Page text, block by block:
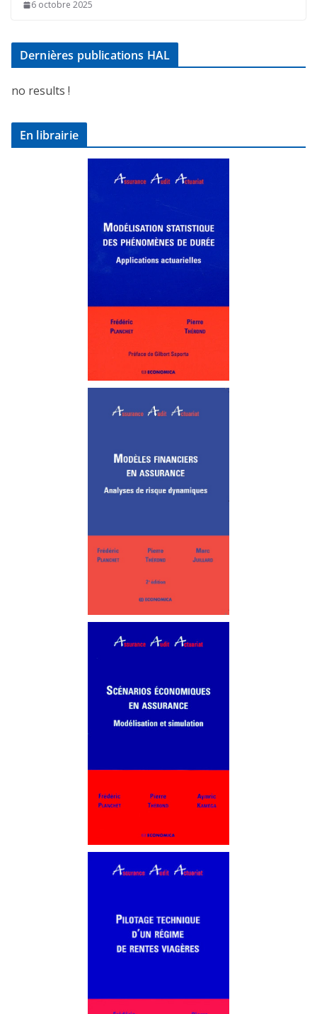
6 octobre 2025
Dernières publications HAL
no results !
En librairie